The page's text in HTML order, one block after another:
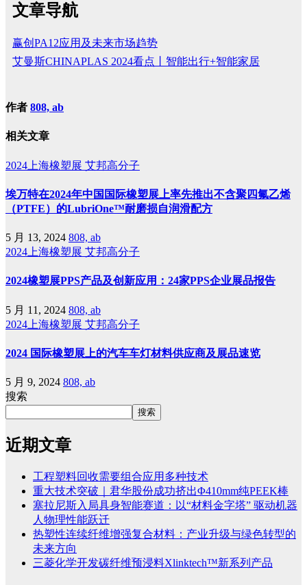
文章导航
赢创PA12应用及未来市场趋势
艾曼斯CHINAPLAS 2024看点丨智能出行+智能家居
作者 808, ab
相关文章
2024上海橡塑展 艾邦高分子
埃万特在2024年中国国际橡塑展上率先推出不含聚四氟乙烯
（PTFE）的LubriOne™耐磨损自润滑配方
5 月 13, 2024 808, ab
2024上海橡塑展 艾邦高分子
2024橡塑展PPS产品及创新应用：24家PPS企业展品报告
5 月 11, 2024 808, ab
2024上海橡塑展 艾邦高分子
2024 国际橡塑展上的汽车车灯材料供应商及展品速览
5 月 9, 2024 808, ab
搜索
搜索
近期文章
工程塑料回收需要组合应用多种技术
重大技术突破｜君华股份成功挤出Φ410mm纯PEEK棒
塞拉尼斯入局具身智能赛道：以“材料金字塔” 驱动机器
人物理性能跃迁
热塑性连续纤维增强复合材料：产业升级与绿色转型的
未来方向
三菱化学开发碳纤维预浸料Xlinktech™新系列产品